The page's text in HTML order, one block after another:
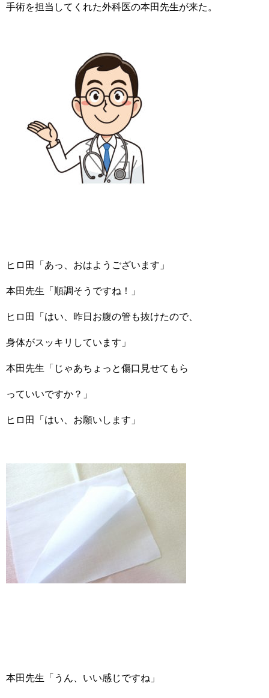
手術を担当してくれた外科医の本田先生が来た。
ヒロ田「あっ、おはようございます」
本田先生「順調そうですね！」
ヒロ田「はい、昨日お腹の管も抜けたので、
身体がスッキリしています」
本田先生「じゃあちょっと傷口見せてもら
っていいですか？」
ヒロ田「はい、お願いします」
本田先生「うん、いい感じですね」